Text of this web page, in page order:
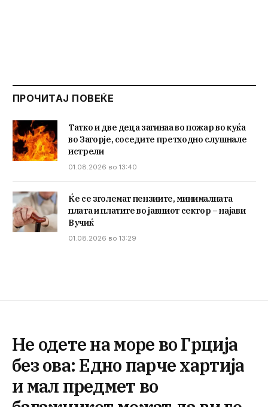
ПРОЧИТАЈ ПОВЕЌЕ
Татко и две деца загинаа во пожар во куќа
во Загорје, соседите претходно слушнале
истрели
01.08.2026 во 13:40
Ќе се зголемат пензиите, минималната
плата и платите во јавниот сектор – најави
Вучиќ
01.08.2026 во 13:29
Не одете на море во Грција
без ова: Едно парче хартија
и мал предмет во